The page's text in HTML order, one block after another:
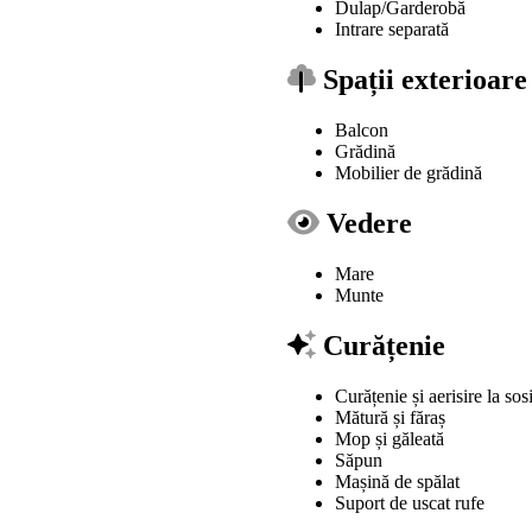
Dulap/Garderobă
Intrare separată
Spații exterioare
Balcon
Grădină
Mobilier de grădină
Vedere
Mare
Munte
Curățenie
Curățenie și aerisire la
Mătură și făraș
Mop și găleată
Săpun
Mașină de spălat
Suport de uscat rufe